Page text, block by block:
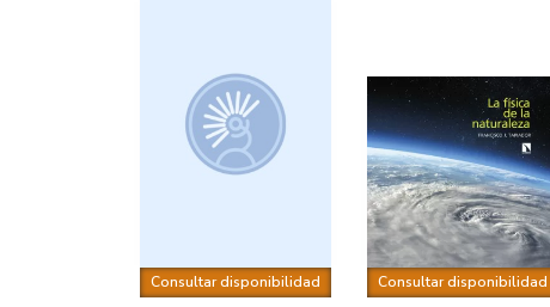
Consultar disponibilidad Consultar disponibilidad